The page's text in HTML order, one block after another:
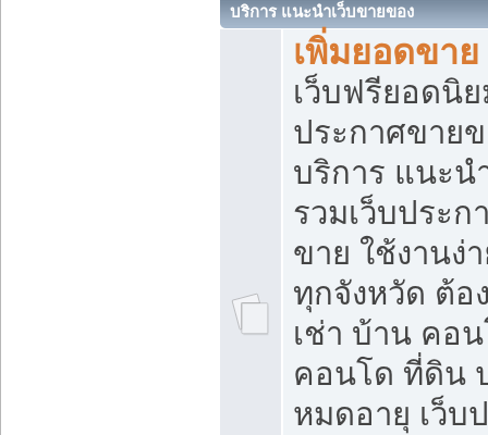
บริการ แนะนำเว็บขายของ
เพิ่มยอดขา
เว็บฟรียอดนิ
ประกาศขาย
บริการ แนะน
รวมเว็บประก
ขาย ใช้งานง่
ทุกจังหวัด ต้อ
เช่า บ้าน คอ
คอนโด ที่ดิน
หมดอายุ เว็บ